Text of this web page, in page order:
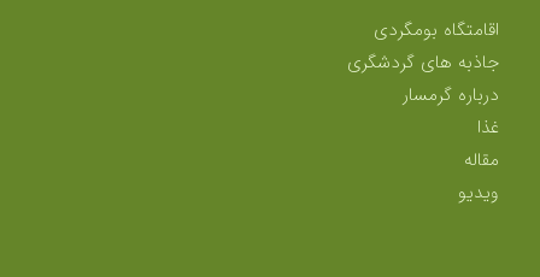
اقامتگاه بومگردی
جاذبه های گردشگری
درباره گرمسار
غذا
مقاله
ویدیو